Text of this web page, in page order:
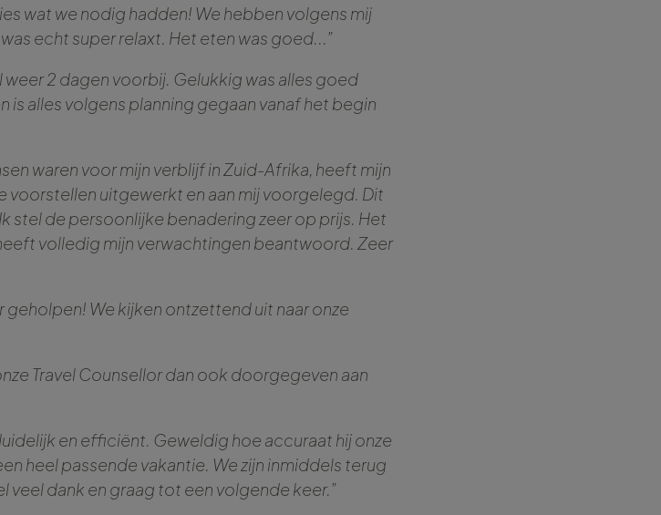
wat we nodig hadden! We hebben volgens mij
echt super relaxt. Het eten was goed...”
weer 2 dagen voorbij. Gelukkig was alles goed
is alles volgens planning gegaan vanaf het begin
waren voor mijn verblijf in Zuid-Afrika, heeft mijn
voorstellen uitgewerkt en aan mij voorgelegd. Dit
stel de persoonlijke benadering zeer op prijs. Het
volledig mijn verwachtingen beantwoord. Zeer
geholpen! We kijken ontzettend uit naar onze
Travel Counsellor dan ook doorgegeven aan
en efficiënt. Geweldig hoe accuraat hij onze
heel passende vakantie. We zijn inmiddels terug
dank en graag tot een volgende keer.”